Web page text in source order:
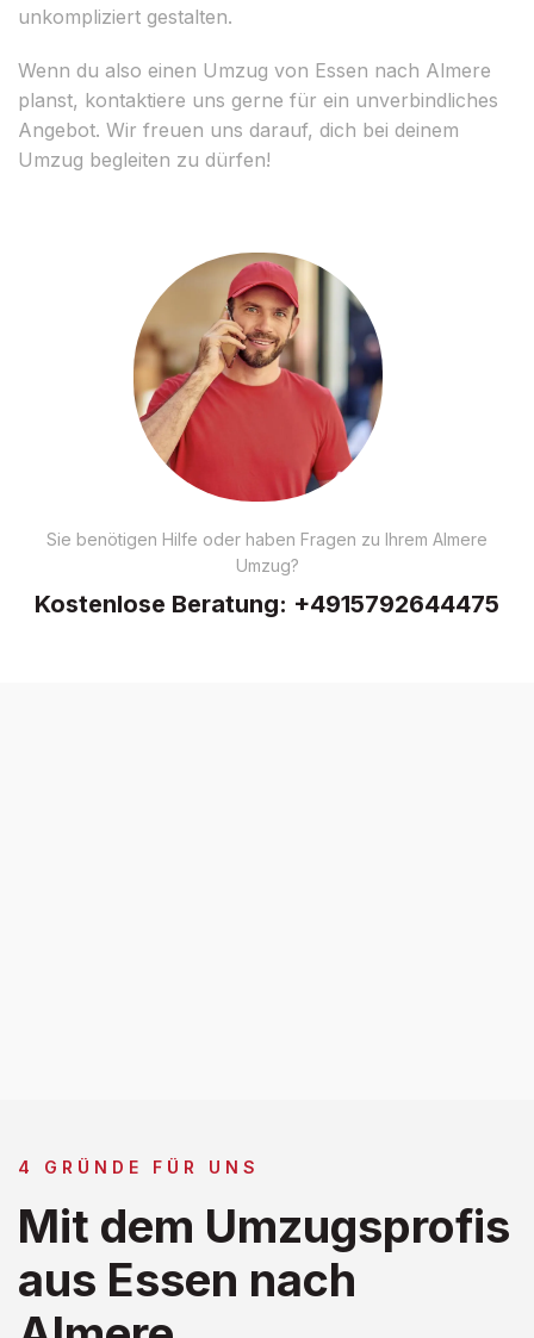
unkompliziert gestalten.
Wenn du also einen Umzug von Essen nach Almere
planst, kontaktiere uns gerne für ein unverbindliches
Angebot. Wir freuen uns darauf, dich bei deinem
Umzug begleiten zu dürfen!
Sie benötigen Hilfe oder haben Fragen zu Ihrem Almere
Umzug?
Kostenlose Beratung: +4915792644475
4 GRÜNDE FÜR UNS
Mit dem Umzugsprofis
aus Essen nach